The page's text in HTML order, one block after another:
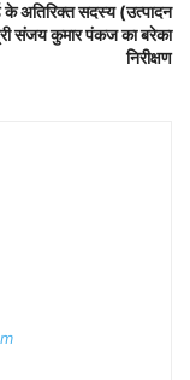
के अतिरिक्त सदस्य (उत्पादन
संजय कुमार पंकज का बरेका
निरीक्षण